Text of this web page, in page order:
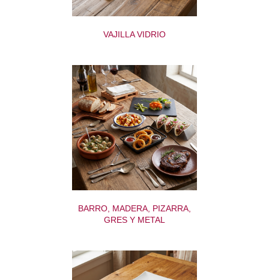
VAJILLA VIDRIO
BARRO, MADERA, PIZARRA,
GRES Y METAL